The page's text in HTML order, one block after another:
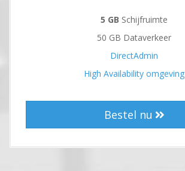
5 GB Schijfruimte
50 GB Dataverkeer
DirectAdmin
High Availability omgeving
Bestel nu